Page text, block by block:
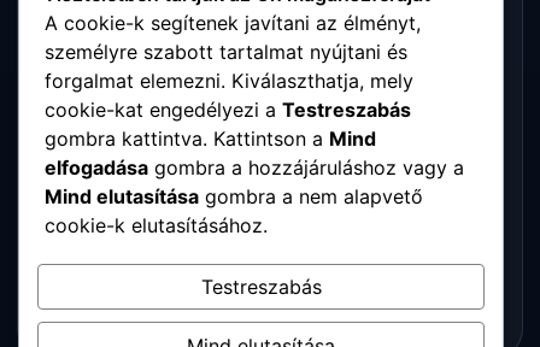
Szabolcs-Szatmár-Bereg megye
Tolna megye
Vas megye
Veszprém megye
A cookie-k segítenek javítani az élményt,
személyre szabott tartalmat nyújtani és
forgalmat elemezni. Kiválaszthatja, mely
cookie-kat engedélyezi a Testreszabás
gombra kattintva. Kattintson a Mind
elfogadása gombra a hozzájáruláshoz vagy a
Mind elutasítása gombra a nem alapvető
cookie-k elutasításához.
Testreszabás